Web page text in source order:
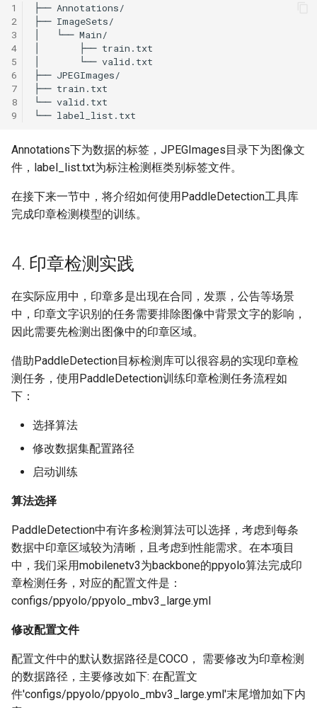
1
2
3
4
5
6
7
8
9
Annotations下为数据的标签，JPEGImages目录下为图像文
件，label_list.txt为标注检测框类别标签文件。
在接下来一节中，将介绍如何使用PaddleDetection工具库
完成印章检测模型的训练。
4. 印章检测实践
在实际应用中，印章多是出现在合同，发票，公告等场景
中，印章文字识别的任务需要排除图像中背景文字的影响，
因此需要先检测出图像中的印章区域。
借助PaddleDetection目标检测库可以很容易的实现印章检
测任务，使用PaddleDetection训练印章检测任务流程如
下：
选择算法
修改数据集配置路径
启动训练
算法选择
PaddleDetection中有许多检测算法可以选择，考虑到每条
数据中印章区域较为清晰，且考虑到性能需求。在本项目
中，我们采用mobilenetv3为backbone的ppyolo算法完成印
章检测任务，对应的配置文件是：
configs/ppyolo/ppyolo_mbv3_large.yml
修改配置文件
配置文件中的默认数据路径是COCO， 需要修改为印章检测
的数据路径，主要修改如下: 在配置文
件'configs/ppyolo/ppyolo_mbv3_large.yml'末尾增加如下内